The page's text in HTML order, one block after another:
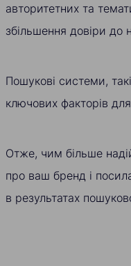
авторитетних та
збільшення довіри до
Пошукові системи,
ключових факторів
Отже, чим більше
про ваш бренд і
в результатах